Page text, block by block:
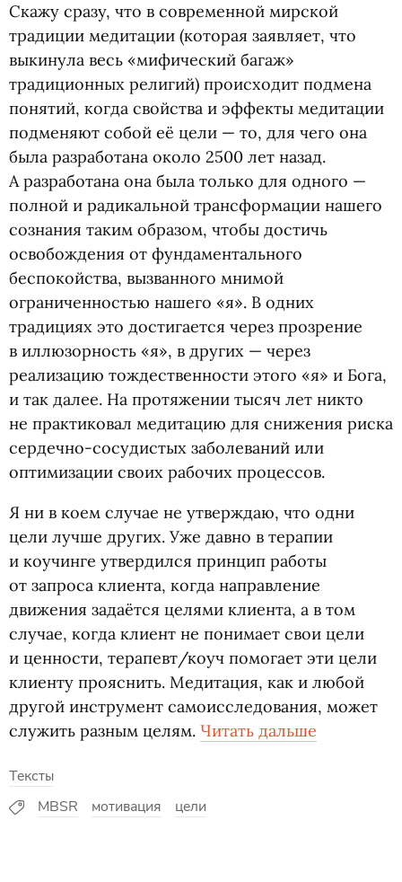
Скажу сразу, что в современной мирской
традиции медитации (которая заявляет, что
выкинула весь «мифический багаж»
традиционных религий) происходит подмена
понятий, когда свойства и эффекты медитации
подменяют собой её цели — то, для чего она
была разработана около 2500 лет назад.
А разработана она была только для одного —
полной и радикальной трансформации нашего
сознания таким образом, чтобы достичь
освобождения от фундаментального
беспокойства, вызванного мнимой
ограниченностью нашего «я». В одних
традициях это достигается через прозрение
в иллюзорность «я», в других — через
реализацию тождественности этого «я» и Бога,
и так далее. На протяжении тысяч лет никто
не практиковал медитацию для снижения риска
сердечно-сосудистых заболеваний или
оптимизации своих рабочих процессов.
Я ни в коем случае не утверждаю, что одни
цели лучше других. Уже давно в терапии
и коучинге утвердился принцип работы
от запроса клиента, когда направление
движения задаётся целями клиента, а в том
случае, когда клиент не понимает свои цели
и ценности, терапевт/коуч помогает эти цели
клиенту прояснить. Медитация, как и любой
другой инструмент самоисследования, может
служить разным целям. Читать дальше
Тексты
MBSR
мотивация цели